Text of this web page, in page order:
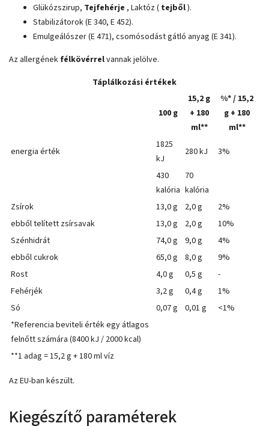
Glükózszirup, Tejfehérje , Laktóz ( tejből).
Stabilizátorok (E 340, E 452).
Emulgeálószer (E 471), csomósodást gátló anyag (E 341).
Az allergének félkövérrelvannak jelölve.
Táplálkozási értékek
100 g
15,2 g
+ 180
ml**
%* / 15,2
g + 180
ml**
energia érték
1825
kJ
280 kJ
3%
430
kalória
70
kalória
Zsírok
13,0 g 2,0 g
2%
ebből telített zsírsavak
13,0 g 2,0 g
10%
Szénhidrát
74,0 g 9,0 g
4%
ebből cukrok
65,0 g 8,0 g
9%
Rost
4,0 g 0,5 g
-
Fehérjék
3,2 g 0,4 g
1%
Só
0,07 g 0,01 g
<1%
*Referencia beviteli érték egy átlagos
felnőtt számára (8400 kJ / 2000 kcal)
**1 adag = 15,2 g + 180 ml víz
Az EU-ban készült.
Kiegészítő paraméterek